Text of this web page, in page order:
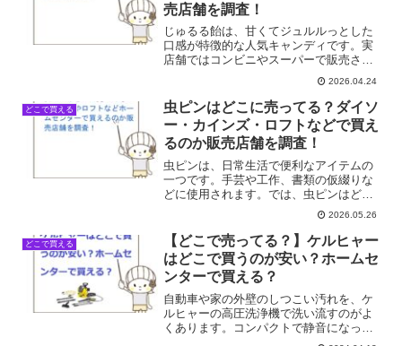
売店舗を調査！
じゅるる飴は、甘くてジュルルっとした
口感が特徴的な人気キャンディです。実
店舗ではコンビニやスーパーで販売され
ることがありますが、在庫は店舗ごとに
異なります。では、じゅるる飴はどこで
手に入るのでしょうか。身近な店舗を中
心に最新の販売店を調査し...
2026.04.24
どこで買える
虫ピンはどこに売ってる？ダイソ
ー・カインズ・ロフトなどで買え
るのか販売店舗を調査！
虫ピンは、日常生活で便利なアイテムの
一つです。手芸や工作、書類の仮綴りな
どに使用されます。では、虫ピンはどこ
で買えるのでしょうか？今回は、虫ピン
がどこで手に入るのか、身近な店舗を中
心に最新の販売店を調査しました。虫ピ
ンが買える店舗一覧店舗名...
2026.05.26
どこで買える
【どこで売ってる？】ケルヒャー
はどこで買うのが安い？ホームセ
ンターで買える？
自動車や家の外壁のしつこい汚れを、ケ
ルヒャーの高圧洗浄機で洗い流すのがよ
くあります。コンパクトで静音になって
いますので、ご近所を気にすることなく